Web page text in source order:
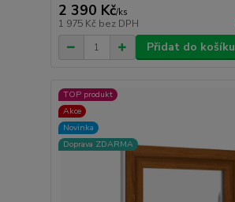
2 390 Kč/ks
1 975 Kč bez DPH
Přidat do košíku
TOP produkt
Akce
Novinka
Doprava ZDARMA